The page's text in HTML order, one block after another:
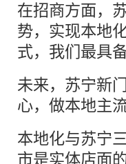
在招商方面，
势，实现本地
式，我们最具
未来，苏宁新
心，做本地主
本地化与苏宁
市是实体店面